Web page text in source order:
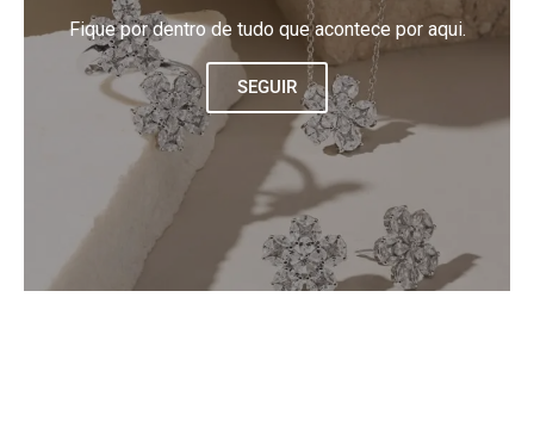
Fique por dentro de tudo que acontece por aqui.
SEGUIR